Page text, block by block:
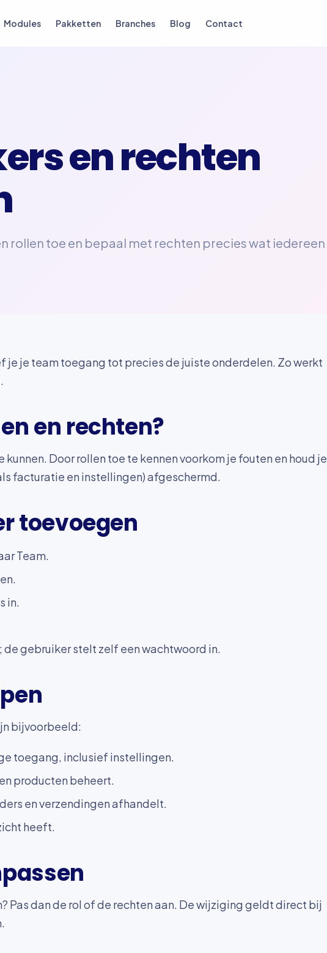
Modules Pakketten Branches Blog Contact
en rechten
rollen toe en bepaal met rechten precies wat iedereen
je je team toegang tot precies de juiste onderdelen. Zo werkt
en rechten?
Door rollen toe te kennen voorkom je fouten en houd je
facturatie en instellingen) afgeschermd.
toevoegen
Team.
in.
gebruiker stelt zelf een wachtwoord in.
bijvoorbeeld:
toegang, inclusief instellingen.
producten beheert.
en verzendingen afhandelt.
heeft.
Pas dan de rol of de rechten aan. De wijziging geldt direct bij